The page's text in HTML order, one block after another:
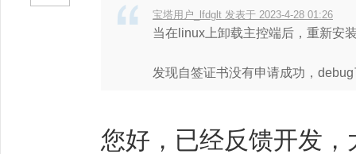
宝塔用户_lfdglt 发表于 2023-4-28 01:26
当在linux上卸载主控端后，重新安
发现自签证书没有申请成功，
您好，已经反馈开发